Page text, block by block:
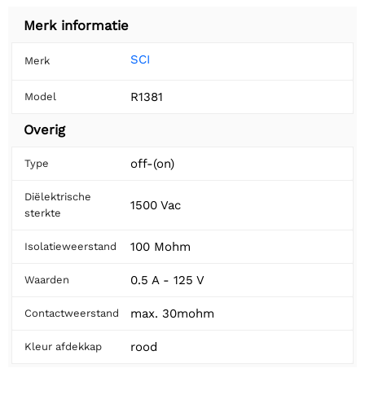
Merk informatie
Merk SCI
Model R1381
Overig
Type off-(on)
Diëlektrische
sterkte
1500 Vac
Isolatieweerstand 100 Mohm
Waarden 0.5 A - 125 V
Contactweerstand max. 30mohm
Kleur afdekkap rood